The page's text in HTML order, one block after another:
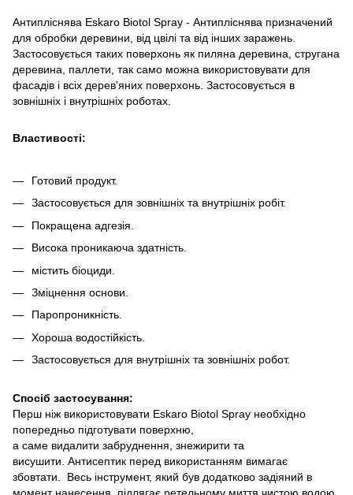
Антипліснява Eskaro Biotol Spray - Антипліснява призначений
для обробки деревини, від цвілі та від інших заражень.
Застосовується таких поверхонь як пиляна деревина, стругана
деревина, паллети, так само можна використовувати для
фасадів і всіх дерев'яних поверхонь. Застосовується в
зовнішніх і внутрішніх роботах.
Властивості:
Готовий продукт.
Застосовується для зовнішніх та внутрішніх робіт.
Покращена адгезія.
Висока проникаюча здатність.
містить біоциди.
Зміцнення основи.
Паропроникність.
Хороша водостійкість.
Застосовується для внутрішніх та зовнішніх робот.
Спосіб застосування:
Перш ніж використовувати Eskaro Biotol Spray необхідно
попередньо підготувати поверхню,
а саме видалити забруднення, знежирити та
висушити. Антисептик перед використанням вимагає
збовтати. Весь інструмент, який був додатково задіяний в
момент нанесення, підлягає ретельному миття чистою водою.